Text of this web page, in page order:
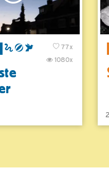
77x
1080x